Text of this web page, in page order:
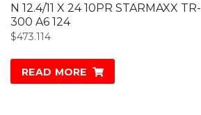
N 12.4/11 X 24 10PR STARMAXX TR-
300 A6 124
$473.114
READ MORE